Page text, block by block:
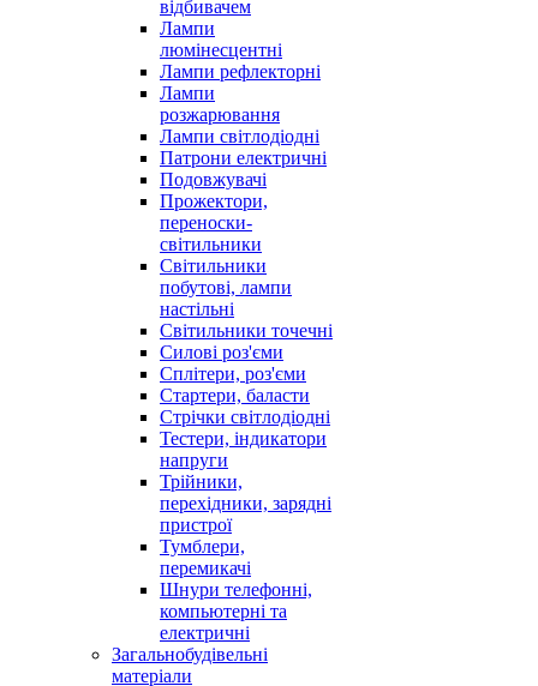
відбивачем
Лампи
люмінесцентні
Лампи рефлекторні
Лампи
розжарювання
Лампи світлодіодні
Патрони електричні
Подовжувачі
Прожектори,
переноски-
світильники
Світильники
побутові, лампи
настільні
Світильники точечні
Силові роз'єми
Сплітери, роз'єми
Стартери, баласти
Стрічки світлодіодні
Тестери, індикатори
напруги
Трійники,
перехідники, зарядні
пристрої
Тумблери,
перемикачі
Шнури телефонні,
компьютерні та
електричні
Загальнобудівельні
матеріали